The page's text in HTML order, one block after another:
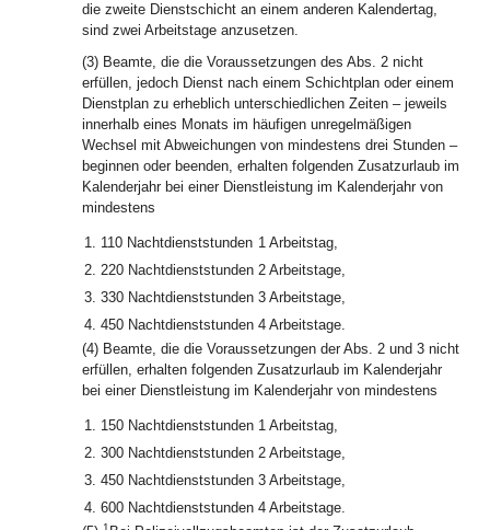
die zweite Dienstschicht an einem anderen Kalendertag,
sind zwei Arbeitstage anzusetzen.
(3) Beamte, die die Voraussetzungen des Abs. 2 nicht
erfüllen, jedoch Dienst nach einem Schichtplan oder einem
Dienstplan zu erheblich unterschiedlichen Zeiten – jeweils
innerhalb eines Monats im häufigen unregelmäßigen
Wechsel mit Abweichungen von mindestens drei Stunden –
beginnen oder beenden, erhalten folgenden Zusatzurlaub im
Kalenderjahr bei einer Dienstleistung im Kalenderjahr von
mindestens
1. 110 Nachtdienststunden 1 Arbeitstag,
2. 220 Nachtdienststunden 2 Arbeitstage,
3. 330 Nachtdienststunden 3 Arbeitstage,
4. 450 Nachtdienststunden 4 Arbeitstage.
(4) Beamte, die die Voraussetzungen der Abs. 2 und 3 nicht
erfüllen, erhalten folgenden Zusatzurlaub im Kalenderjahr
bei einer Dienstleistung im Kalenderjahr von mindestens
1. 150 Nachtdienststunden 1 Arbeitstag,
2. 300 Nachtdienststunden 2 Arbeitstage,
3. 450 Nachtdienststunden 3 Arbeitstage,
4. 600 Nachtdienststunden 4 Arbeitstage.
1